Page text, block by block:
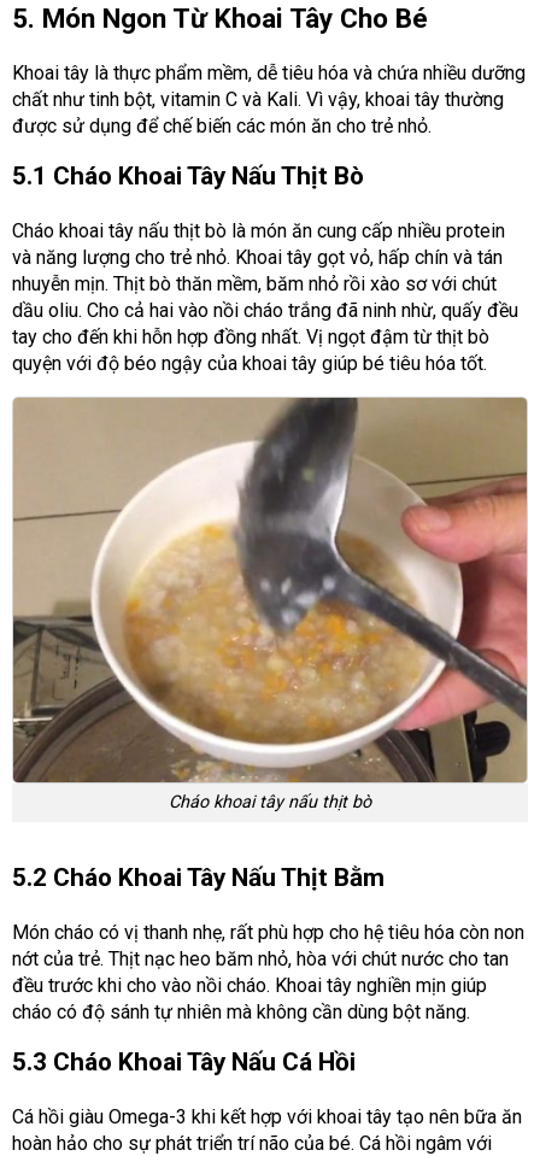
5. Món Ngon Từ Khoai Tây Cho Bé
Khoai tây là thực phẩm mềm, dễ tiêu hóa và chứa nhiều dưỡng
chất như tinh bột, vitamin C và Kali. Vì vậy, khoai tây thường
được sử dụng để chế biến các món ăn cho trẻ nhỏ.
5.1 Cháo Khoai Tây Nấu Thịt Bò
Cháo khoai tây nấu thịt bò là món ăn cung cấp nhiều protein
và năng lượng cho trẻ nhỏ. Khoai tây gọt vỏ, hấp chín và tán
nhuyễn mịn. Thịt bò thăn mềm, băm nhỏ rồi xào sơ với chút
dầu oliu. Cho cả hai vào nồi cháo trắng đã ninh nhừ, quấy đều
tay cho đến khi hỗn hợp đồng nhất. Vị ngọt đậm từ thịt bò
quyện với độ béo ngậy của khoai tây giúp bé tiêu hóa tốt.
Cháo khoai tây nấu thịt bò
5.2 Cháo Khoai Tây Nấu Thịt Bằm
Món cháo có vị thanh nhẹ, rất phù hợp cho hệ tiêu hóa còn non
nớt của trẻ. Thịt nạc heo băm nhỏ, hòa với chút nước cho tan
đều trước khi cho vào nồi cháo. Khoai tây nghiền mịn giúp
cháo có độ sánh tự nhiên mà không cần dùng bột năng.
5.3 Cháo Khoai Tây Nấu Cá Hồi
Cá hồi giàu Omega-3 khi kết hợp với khoai tây tạo nên bữa ăn
hoàn hảo cho sự phát triển trí não của bé. Cá hồi ngâm với